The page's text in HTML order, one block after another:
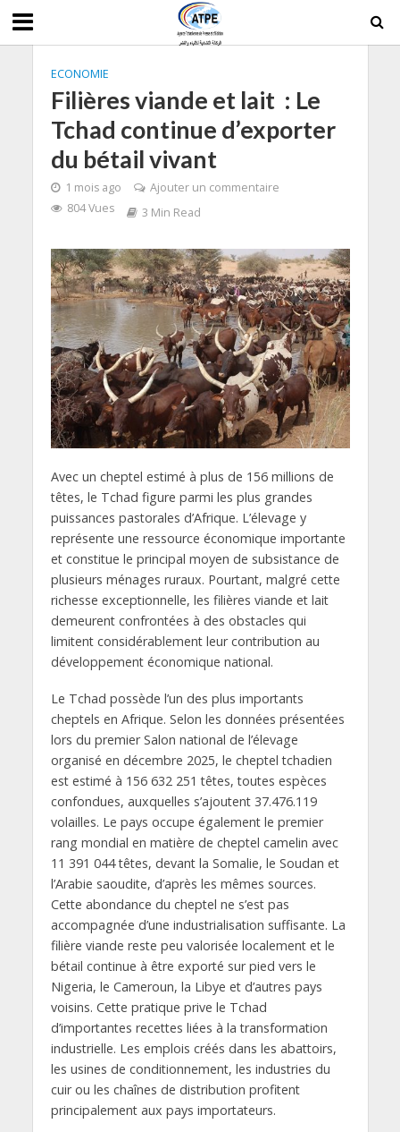
ECONOMIE
Filières viande et lait : Le
Tchad continue d’exporter
du bétail vivant
1 mois ago
Ajouter un commentaire
804 Vues
3 Min Read
Avec un cheptel estimé à plus de 156 millions de
têtes, le Tchad figure parmi les plus grandes
puissances pastorales d’Afrique. L’élevage y
représente une ressource économique importante
et constitue le principal moyen de subsistance de
plusieurs ménages ruraux. Pourtant, malgré cette
richesse exceptionnelle, les filières viande et lait
demeurent confrontées à des obstacles qui
limitent considérablement leur contribution au
développement économique national.
Le Tchad possède l’un des plus importants
cheptels en Afrique. Selon les données présentées
lors du premier Salon national de l’élevage
organisé en décembre 2025, le cheptel tchadien
est estimé à 156 632 251 têtes, toutes espèces
confondues, auxquelles s’ajoutent 37.476.119
volailles. Le pays occupe également le premier
rang mondial en matière de cheptel camelin avec
11 391 044 têtes, devant la Somalie, le Soudan et
l’Arabie saoudite, d’après les mêmes sources.
Cette abondance du cheptel ne s’est pas
accompagnée d’une industrialisation suffisante. La
filière viande reste peu valorisée localement et le
bétail continue à être exporté sur pied vers le
Nigeria, le Cameroun, la Libye et d’autres pays
voisins. Cette pratique prive le Tchad
d’importantes recettes liées à la transformation
industrielle. Les emplois créés dans les abattoirs,
les usines de conditionnement, les industries du
cuir ou les chaînes de distribution profitent
principalement aux pays importateurs.